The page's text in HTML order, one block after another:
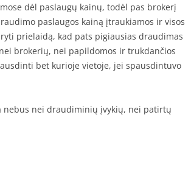
dėl paslaugų kainų, todėl pas brokerį
paslaugos kainą įtraukiamos ir visos
prielaidą, kad pats pigiausias draudimas
brokerių, nei papildomos ir trukdančios
bet kurioje vietoje, jei spausdintuvo
nebus nei draudiminių įvykių, nei patirtų